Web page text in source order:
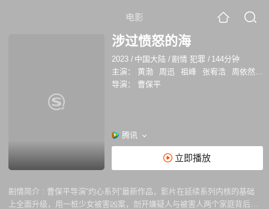
电影
涉过愤怒的海
2023 / 中国大陆 /剧情 犯罪 / 144分钟
主演：
黄渤 周迅 祖峰 张宥浩 周依然
导演：
曹保平
腾讯
立即播放
剧情简介 : 曹保平导演“灼心系列”最新作品，影片在延续系列内核的基础
上全面升级，用一桩少女被害凶案，剖开嫌疑人与被害人两个家庭背后隐